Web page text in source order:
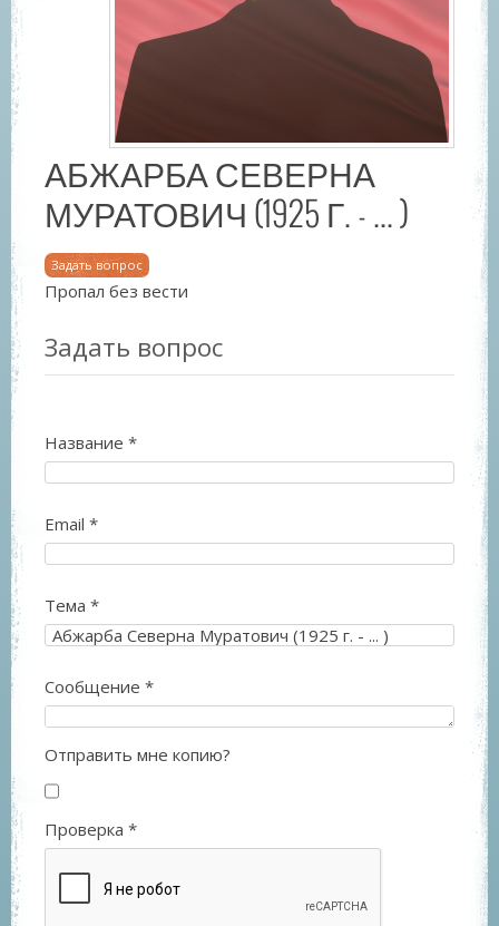
АБЖАРБА СЕВЕРНА
МУРАТОВИЧ (1925 Г. - ... )
Задать вопрос
Пропал без вести
Задать вопрос
Название *
Email *
Тема *
Сообщение *
Отправить мне копию?
Проверка *